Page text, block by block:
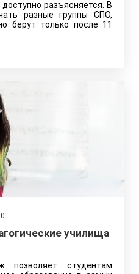
разъясняется. В
разные группы СПО,
берут только после 11
училища
позволяет студентам